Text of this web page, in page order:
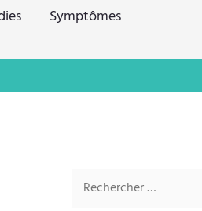
Symptômes